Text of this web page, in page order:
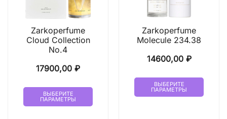
Zarkoperfume
Cloud Collection
No.4
17900,00 ₽
ВЫБЕРИТЕ
ПАРАМЕТРЫ
Этот
Zarkoperfume
Molecule 234.38
14600,00 ₽
ВЫБЕРИТЕ
ПАРАМЕТРЫ
Этот